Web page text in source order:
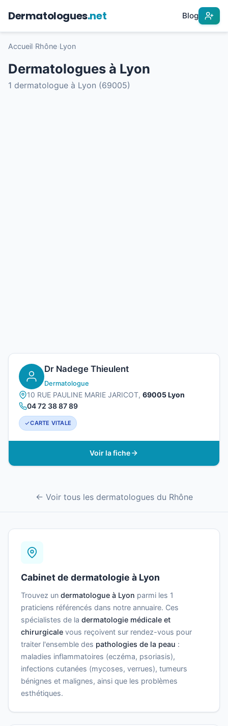
Dermatologues.net Blog
Accueil Rhône Lyon
Dermatologues à Lyon
1 dermatologue à Lyon (69005)
Dr Nadege Thieulent
Dermatologue
10 RUE PAULINE MARIE JARICOT, 69005 Lyon
04 72 38 87 89
CARTE VITALE
Voir la fiche
← Voir tous les dermatologues du Rhône
Cabinet de dermatologie à Lyon
Trouvez un dermatologue à Lyon parmi les 1
praticiens référencés dans notre annuaire. Ces
spécialistes de la dermatologie médicale et
chirurgicale vous reçoivent sur rendez-vous pour
traiter l'ensemble des pathologies de la peau :
maladies inflammatoires (eczéma, psoriasis),
infections cutanées (mycoses, verrues), tumeurs
bénignes et malignes, ainsi que les problèmes
esthétiques.